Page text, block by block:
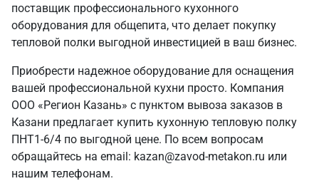
поставщик профессионального кухонного
оборудования для общепита, что делает покупку
тепловой полки выгодной инвестицией в ваш бизнес.
Приобрести надежное оборудование для оснащения
вашей профессиональной кухни просто. Компания
ООО «Регион Казань» с пунктом вывоза заказов в
Казани предлагает купить кухонную тепловую полку
ПНТ1-6/4 по выгодной цене. По всем вопросам
обращайтесь на email: kazan@zavod-metakon.ru или
нашим телефонам.